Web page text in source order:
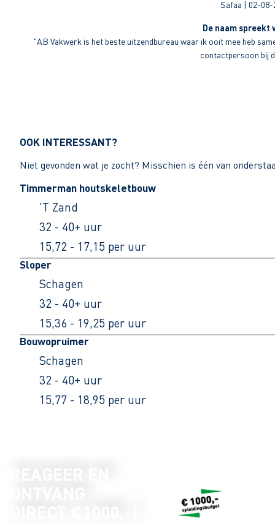
Safaa | 02-08-
De naam spreekt
"AB Vakwerk is het beste uitzendbureau waar ik ooit mee heb
contactpersoon bij
OOK INTERESSANT?
Niet gevonden wat je zocht? Misschien is één van
Timmerman houtskeletbouw
'T Zand
32 - 40+ uur
15,72 - 17,15 per uur
Sloper
Schagen
32 - 40+ uur
15,36 - 19,25 per uur
Bouwopruimer
Schagen
32 - 40+ uur
15,77 - 18,95 per uur